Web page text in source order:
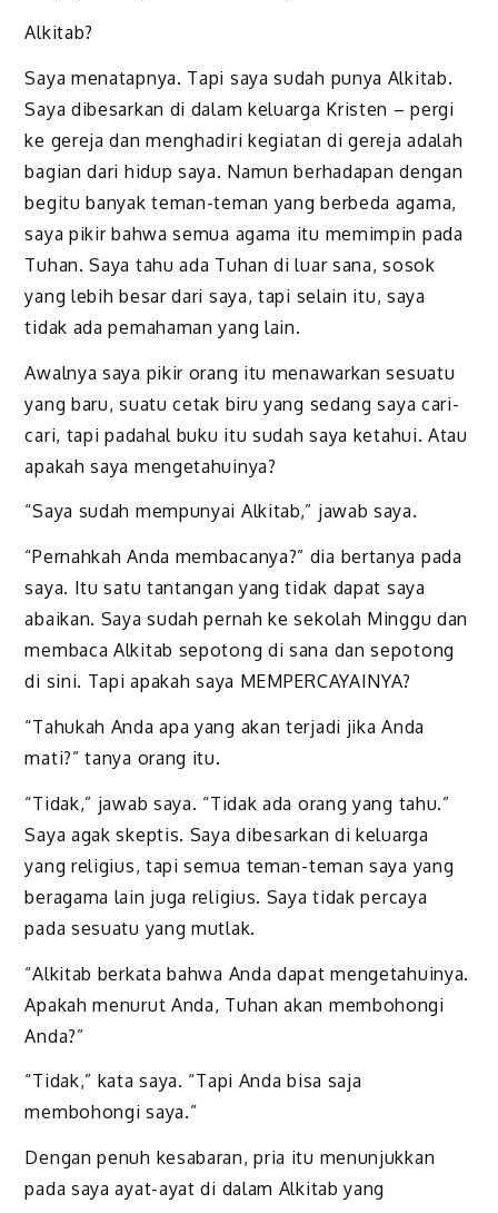
Alkitab?
Saya menatapnya. Tapi saya sudah punya Alkitab.
Saya dibesarkan di dalam keluarga Kristen – pergi
ke gereja dan menghadiri kegiatan di gereja adalah
bagian dari hidup saya. Namun berhadapan dengan
begitu banyak teman-teman yang berbeda agama,
saya pikir bahwa semua agama itu memimpin pada
Tuhan. Saya tahu ada Tuhan di luar sana, sosok
yang lebih besar dari saya, tapi selain itu, saya
tidak ada pemahaman yang lain.
Awalnya saya pikir orang itu menawarkan sesuatu
yang baru, suatu cetak biru yang sedang saya cari-
cari, tapi padahal buku itu sudah saya ketahui. Atau
apakah saya mengetahuinya?
“Saya sudah mempunyai Alkitab,” jawab saya.
“Pernahkah Anda membacanya?” dia bertanya pada
saya. Itu satu tantangan yang tidak dapat saya
abaikan. Saya sudah pernah ke sekolah Minggu dan
membaca Alkitab sepotong di sana dan sepotong
di sini. Tapi apakah saya MEMPERCAYAINYA?
“Tahukah Anda apa yang akan terjadi jika Anda
mati?” tanya orang itu.
“Tidak,” jawab saya. “Tidak ada orang yang tahu.”
Saya agak skeptis. Saya dibesarkan di keluarga
yang religius, tapi semua teman-teman saya yang
beragama lain juga religius. Saya tidak percaya
pada sesuatu yang mutlak.
“Alkitab berkata bahwa Anda dapat mengetahuinya.
Apakah menurut Anda, Tuhan akan membohongi
Anda?”
“Tidak,” kata saya. “Tapi Anda bisa saja
membohongi saya.”
Dengan penuh kesabaran, pria itu menunjukkan
pada saya ayat-ayat di dalam Alkitab yang